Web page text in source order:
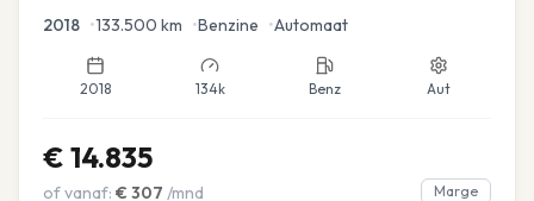
2018 •133.500 km •Benzine •Automaat
2018 134k Benz Aut
€ 14.835
of vanaf: € 307 /mnd Marge